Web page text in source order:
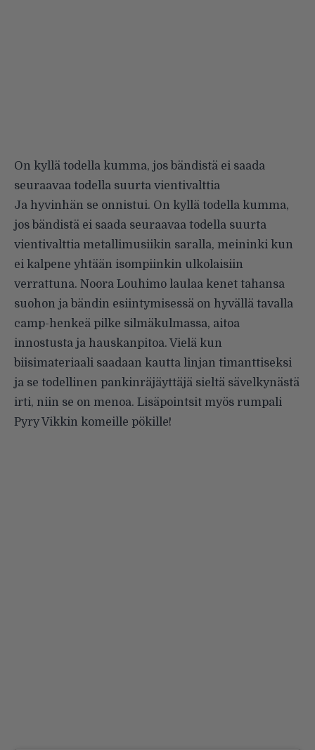
On kyllä todella kumma, jos bändistä ei saada
seuraavaa todella suurta vientivalttia
Ja hyvinhän se onnistui. On kyllä todella kumma,
jos bändistä ei saada seuraavaa todella suurta
vientivalttia metallimusiikin saralla, meininki kun
ei kalpene yhtään isompiinkin ulkolaisiin
verrattuna. Noora Louhimo laulaa kenet tahansa
suohon ja bändin esiintymisessä on hyvällä tavalla
camp-henkeä pilke silmäkulmassa, aitoa
innostusta ja hauskanpitoa. Vielä kun
biisimateriaali saadaan kautta linjan timanttiseksi
ja se todellinen pankinräjäyttäjä sieltä sävelkynästä
irti, niin se on menoa. Lisäpointsit myös rumpali
Pyry Vikkin komeille pökille!